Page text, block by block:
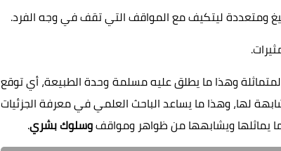
ومتعددة ليتكيف مع المواقف التي تقف في وجه الفرد.
وهذا ما يطلق عليه مسلمة وحدة الطبيعة، أي توقع
لها،وهذا ما يساعد الباحث العلمي في معرفة الجزئيات
يماثلها ويشابهها من ظواهر ومواقفوسلوك بشري.